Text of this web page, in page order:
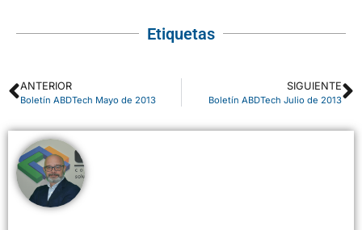
Etiquetas
ANTERIOR
Boletín ABDTech Mayo de 2013
SIGUIENTE
Boletín ABDTech Julio de 2013